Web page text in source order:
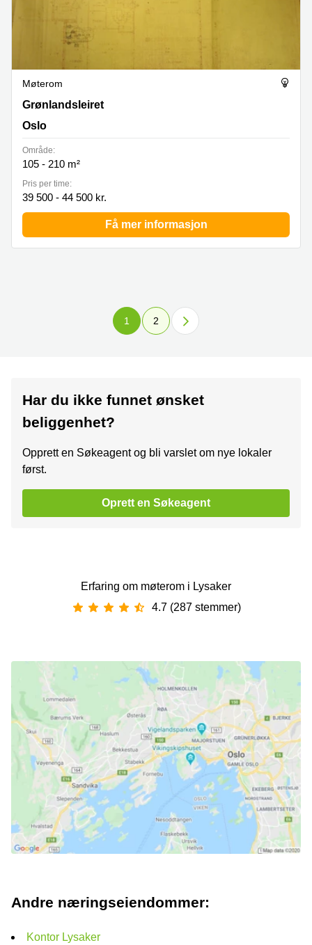
Møterom
Grønlandsleiret 37, Oslo
Grønlandsleiret
Oslo
Område:
105 - 210 m²
Pris per time:
39 500 - 44 500 kr.
Få mer informasjon
1 2
Har du ikke funnet ønsket
beliggenhet?
Opprett en Søkeagent og bli varslet om nye lokaler
først.
Oprett en Søkeagent
Erfaring om møterom i Lysaker
4.7 (287 stemmer)
Andre næringseiendommer:
Kontor Lysaker